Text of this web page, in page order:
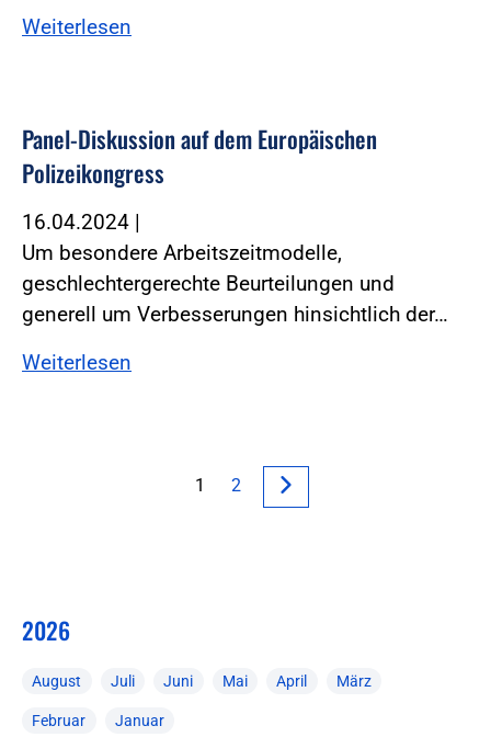
Weiterlesen
Panel-Diskussion auf dem Europäischen
Polizeikongress
16.04.2024 |
Um besondere Arbeitszeitmodelle,
geschlechtergerechte Beurteilungen und
generell um Verbesserungen hinsichtlich der…
Weiterlesen
1 2
2026
August Juli Juni Mai April März
Februar Januar